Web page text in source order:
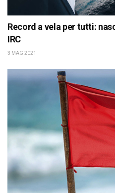
Record a vela per tutti:
IRC
3 MAG 2021